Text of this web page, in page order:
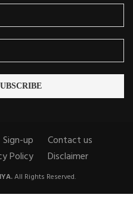
Sign-up
Contact us
Policy Disclaimer
All Rights Reserved.